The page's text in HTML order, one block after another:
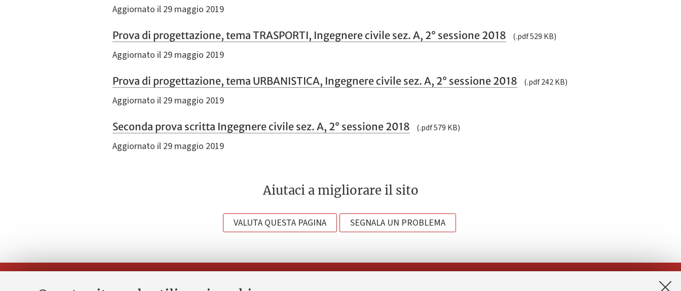
Aggiornato il 29 maggio 2019
Prova di progettazione, tema TRASPORTI, Ingegnere civile sez. A, 2° sessione 2018 (.pdf 529 KB)
Aggiornato il 29 maggio 2019
Prova di progettazione, tema URBANISTICA, Ingegnere civile sez. A, 2° sessione 2018 (.pdf 242 KB)
Aggiornato il 29 maggio 2019
Seconda prova scritta Ingegnere civile sez. A, 2° sessione 2018 (.pdf 579 KB)
Aggiornato il 29 maggio 2019
Aiutaci a migliorare il sito
VALUTA QUESTA PAGINA SEGNALA UN PROBLEMA